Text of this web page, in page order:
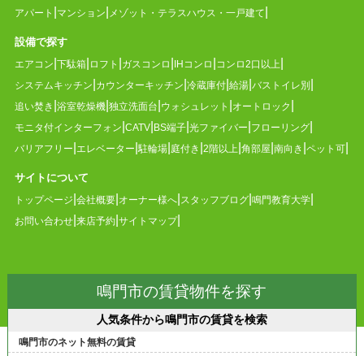
アパート マンション メゾット・テラスハウス・一戸建て
設備で探す
エアコン 下駄箱 ロフト ガスコンロ IHコンロ コンロ2口以上
システムキッチン カウンターキッチン 冷蔵庫付 給湯 バストイレ別
追い焚き 浴室乾燥機 独立洗面台 ウォシュレット オートロック
モニタ付インターフォン CATV BS端子 光ファイバー フローリング
バリアフリー エレベーター 駐輪場 庭付き 2階以上 角部屋 南向き ペット可
サイトについて
トップページ 会社概要 オーナー様へ スタッフブログ 鳴門教育大学
お問い合わせ 来店予約 サイトマップ
鳴門市の賃貸物件を探す
人気条件から鳴門市の賃貸を検索
鳴門市のネット無料の賃貸